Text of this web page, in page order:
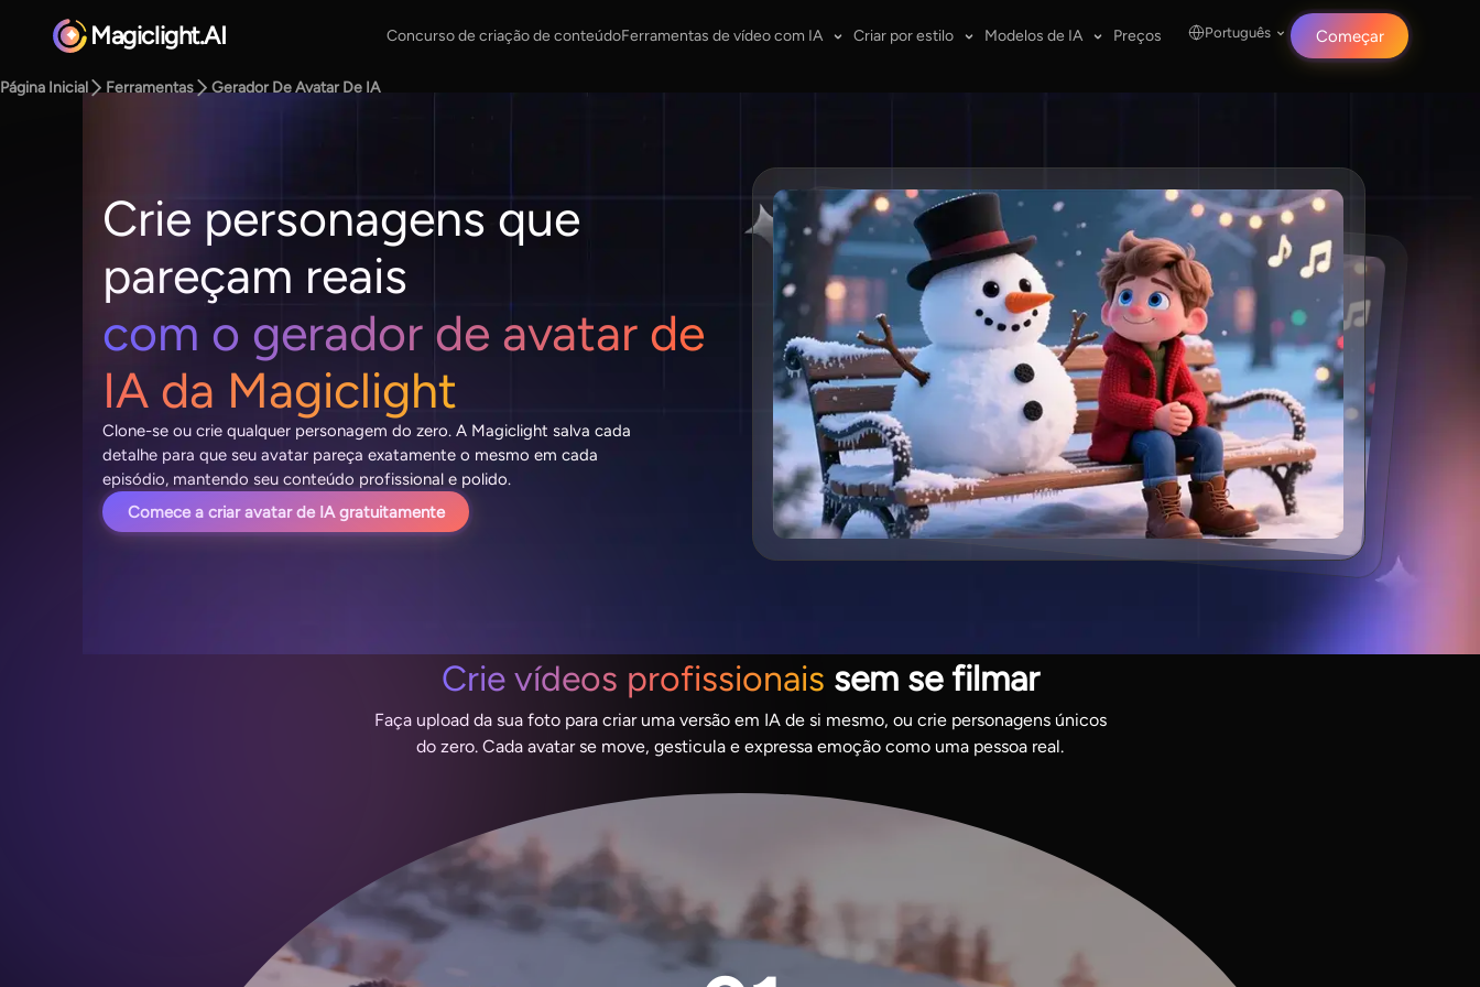
Magiclight.AI Concurso de criação de conteúdoFerramentas de vídeo com IA Criar por estilo Modelos de IA Preços Português Começar
Página Inicial Ferramentas Gerador De Avatar De IA
Crie personagens que
pareçam reais
com o gerador de avatar de
IA da Magiclight
Clone-se ou crie qualquer personagem do zero. A Magiclight salva cada
detalhe para que seu avatar pareça exatamente o mesmo em cada
episódio, mantendo seu conteúdo profissional e polido.
Comece a criar avatar de IA gratuitamente
Crie vídeos profissionais sem se filmar
Faça upload da sua foto para criar uma versão em IA de si mesmo, ou crie personagens únicos
do zero. Cada avatar se move, gesticula e expressa emoção como uma pessoa real.